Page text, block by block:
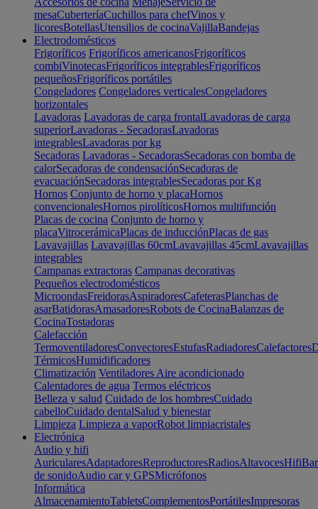
mesaCuberteríaCuchillos para chefVinos y
licoresBotellasUtensilios de cocinaVajillaBandejas
Electrodomésticos
Frigoríficos Frigoríficos americanosFrigoríficos
combiVinotecasFrigoríficos integrablesFrigoríficos
pequeñosFrigoríficos portátiles
Congeladores Congeladores verticalesCongeladores
horizontales
Lavadoras Lavadoras de carga frontalLavadoras de carga
superiorLavadoras - SecadorasLavadoras
integrablesLavadoras por kg
Secadoras Lavadoras - SecadorasSecadoras con bomba de
calorSecadoras de condensaciónSecadoras de
evacuaciónSecadoras integrablesSecadoras por Kg
Hornos Conjunto de horno y placaHornos
convencionalesHornos pirolíticosHornos multifunción
Placas de cocina Conjunto de horno y
placaVitrocerámicaPlacas de inducciónPlacas de gas
Lavavajillas Lavavajillas 60cmLavavajillas 45cmLavavajillas
integrables
Campanas extractoras Campanas decorativas
Pequeños electrodomésticos
MicroondasFreidorasAspiradoresCafeterasPlanchas de
asarBatidorasAmasadoresRobots de CocinaBalanzas de
CocinaTostadoras
Calefacción
TermoventiladoresConvectoresEstufasRadiadoresCalefactores
TérmicosHumidificadores
Climatización Ventiladores Aire acondicionado
Calentadores de agua Termos eléctricos
Belleza y salud Cuidado de los hombresCuidado
cabelloCuidado dentalSalud y bienestar
Limpieza Limpieza a vaporRobot limpiacristales
Electrónica
Audio y hifi
AuricularesAdaptadoresReproductoresRadiosAltavocesHifi
de sonidoAudio car y GPSMicrófonos
Informática
AlmacenamientoTabletsComplementosPortátilesImpresoras